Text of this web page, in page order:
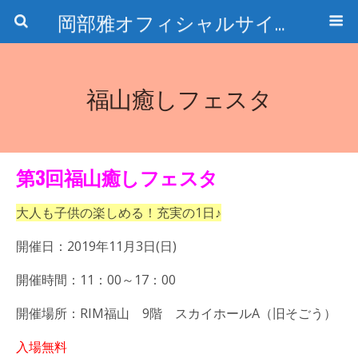
岡部雅オフィシャルサイト〜石の魅惑と数字のトリコ〜
福山癒しフェスタ
第3回福山癒しフェスタ
大人も子供の楽しめる！充実の1日♪
開催日：2019年11月3日(日)
開催時間：11：00～17：00
開催場所：RIM福山 9階 スカイホールA（旧そごう）
入場無料